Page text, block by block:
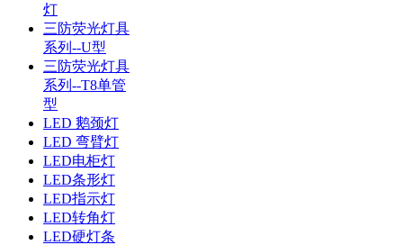
灯
三防荧光灯具
系列--U型
三防荧光灯具
系列--T8单管
型
LED 鹅颈灯
LED 弯臂灯
LED电柜灯
LED条形灯
LED指示灯
LED转角灯
LED硬灯条